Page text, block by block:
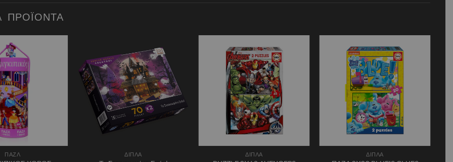
ΠΡΟΪΌΝΤΑ
ΠΑΖΛ
Add to
wishlist
ΔΙΠΛΑ ΔΙΠΛΑ ΔΙΠΛΑ